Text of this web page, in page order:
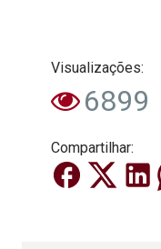
Visualizações:
6899
Compartilhar: